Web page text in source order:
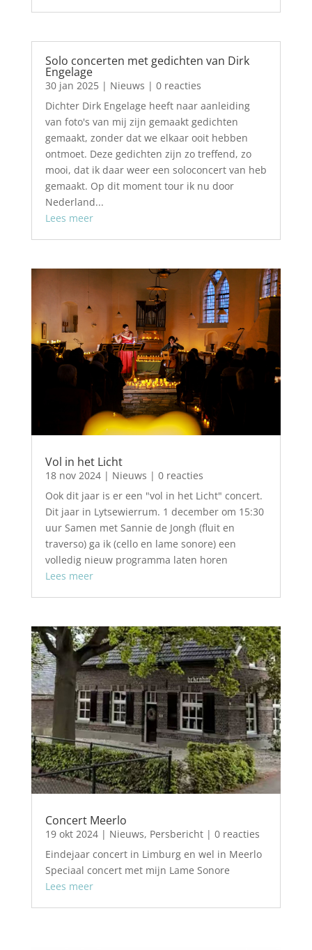
Solo concerten met gedichten van Dirk
Engelage
30 jan 2025| Nieuws | 0 reacties
Dichter Dirk Engelage heeft naar aanleiding
van foto's van mij zijn gemaakt gedichten
gemaakt, zonder dat we elkaar ooit hebben
ontmoet. Deze gedichten zijn zo treffend, zo
mooi, dat ik daar weer een soloconcert van heb
gemaakt. Op dit moment tour ik nu door
Nederland...
Lees meer
Vol in het Licht
18 nov 2024| Nieuws | 0 reacties
Ook dit jaar is er een "vol in het Licht" concert.
Dit jaar in Lytsewierrum. 1 december om 15:30
uur Samen met Sannie de Jongh (fluit en
traverso) ga ik (cello en lame sonore) een
volledig nieuw programma laten horen
Lees meer
Concert Meerlo
19 okt 2024| Nieuws, Persbericht| 0 reacties
Eindejaar concert in Limburg en wel in Meerlo
Speciaal concert met mijn Lame Sonore
Lees meer